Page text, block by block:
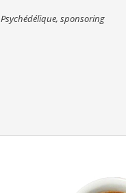
Psychédélique, sponsoring